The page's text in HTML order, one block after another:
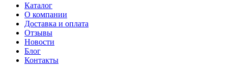
Каталог
О компании
Доставка и оплата
Отзывы
Новости
Блог
Контакты